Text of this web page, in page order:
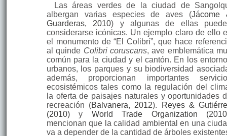
Las áreas verdes de la ciudad de
albergan varias especies de aves (Jácome
Guarderas, 2010) y algunas de ellas
considerarse icónicas. Un ejemplo claro de ello
el monumento de “El Colibrí”, que hace
al quinde Colibri coruscans, ave emblemática
común para la ciudad y el cantón. En los
urbanos, los parques y su biodiversidad
además, proporcionan importantes
ecosistémicos tales como la regulación del
la oferta de paisajes naturales y oportunidades
recreación (Balvanera, 2012).
Reyes &
(2010)y World Trade Organization
mencionan que la calidad ambiental en una
va a depender de la cantidad de árboles